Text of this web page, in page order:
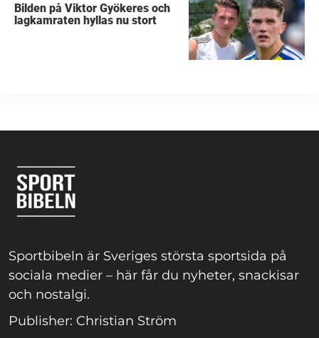
Bilden på Viktor Gyökeres och
lagkamraten hyllas nu stort
Sportbibeln är Sveriges största sportsida på
sociala medier – här får du nyheter, snackisar
och nostalgi.
Publisher: Christian Ström